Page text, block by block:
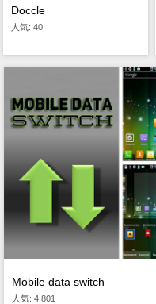
Doccle
人気: 40
Mobile data switch
人気: 4 801